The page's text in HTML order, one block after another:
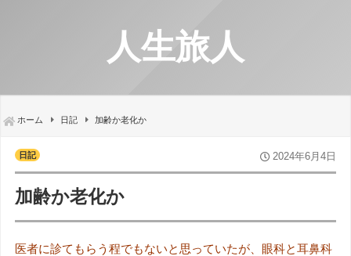
人生旅人
ホーム 日記 加齢か老化か
日記 2024年6月4日
加齢か老化か
医者に診てもらう程でもないと思っていたが、眼科と耳鼻科